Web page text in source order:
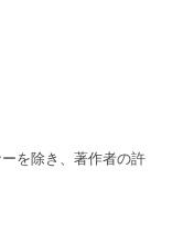
を除き、著作者の許